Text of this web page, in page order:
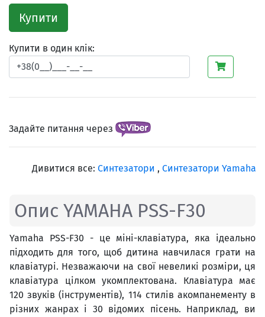
Купити
Купити в один клік:
Задайте питання через
Дивитися все: Синтезатори , Синтезатори Yamaha
Опис YAMAHA PSS-F30
Yamaha PSS-F30 - це міні-клавіатура, яка ідеально
підходить для того, щоб дитина навчилася грати на
клавіатурі. Незважаючи на свої невеликі розміри, ця
клавіатура цілком укомплектована. Клавіатура має
120 звуків (інструментів), 114 стилів акомпанементу в
різних жанрах і 30 відомих пісень. Наприклад, ви